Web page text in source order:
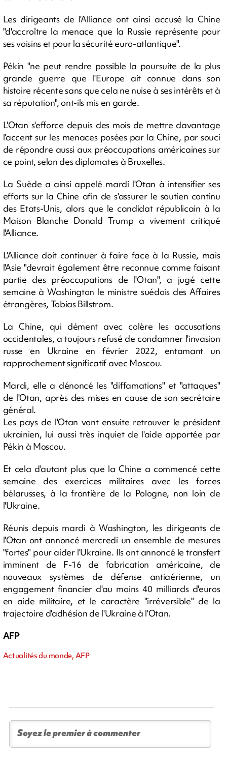
Les dirigeants de l'Alliance ont ainsi accusé la Chine
"d'accroître la menace que la Russie représente pour
ses voisins et pour la sécurité euro-atlantique".
Pékin "ne peut rendre possible la poursuite de la plus
grande guerre que l'Europe ait connue dans son
histoire récente sans que cela ne nuise à ses intérêts et à
sa réputation", ont-ils mis en garde.
L'Otan s'efforce depuis des mois de mettre davantage
l'accent sur les menaces posées par la Chine, par souci
de répondre aussi aux préoccupations américaines sur
ce point, selon des diplomates à Bruxelles.
La Suède a ainsi appelé mardi l'Otan à intensifier ses
efforts sur la Chine afin de s'assurer le soutien continu
des Etats-Unis, alors que le candidat républicain à la
Maison Blanche Donald Trump a vivement critiqué
l'Alliance.
L'Alliance doit continuer à faire face à la Russie, mais
l'Asie "devrait également être reconnue comme faisant
partie des préoccupations de l'Otan", a jugé cette
semaine à Washington le ministre suédois des Affaires
étrangères, Tobias Billstrom.
La Chine, qui dément avec colère les accusations
occidentales, a toujours refusé de condamner l'invasion
russe en Ukraine en février 2022, entamant un
rapprochement significatif avec Moscou.
Mardi, elle a dénoncé les "diffamations" et "attaques"
de l'Otan, après des mises en cause de son secrétaire
général.
Les pays de l'Otan vont ensuite retrouver le président
ukrainien, lui aussi très inquiet de l'aide apportée par
Pékin à Moscou.
Et cela d'autant plus que la Chine a commencé cette
semaine des exercices militaires avec les forces
bélarusses, à la frontière de la Pologne, non loin de
l'Ukraine.
Réunis depuis mardi à Washington, les dirigeants de
l'Otan ont annoncé mercredi un ensemble de mesures
"fortes" pour aider l'Ukraine. Ils ont annoncé le transfert
imminent de F-16 de fabrication américaine, de
nouveaux systèmes de défense antiaérienne, un
engagement financier d'au moins 40 milliards d'euros
en aide militaire, et le caractère "irréversible" de la
trajectoire d'adhésion de l'Ukraine à l'Otan.
AFP
Actualités du monde, AFP